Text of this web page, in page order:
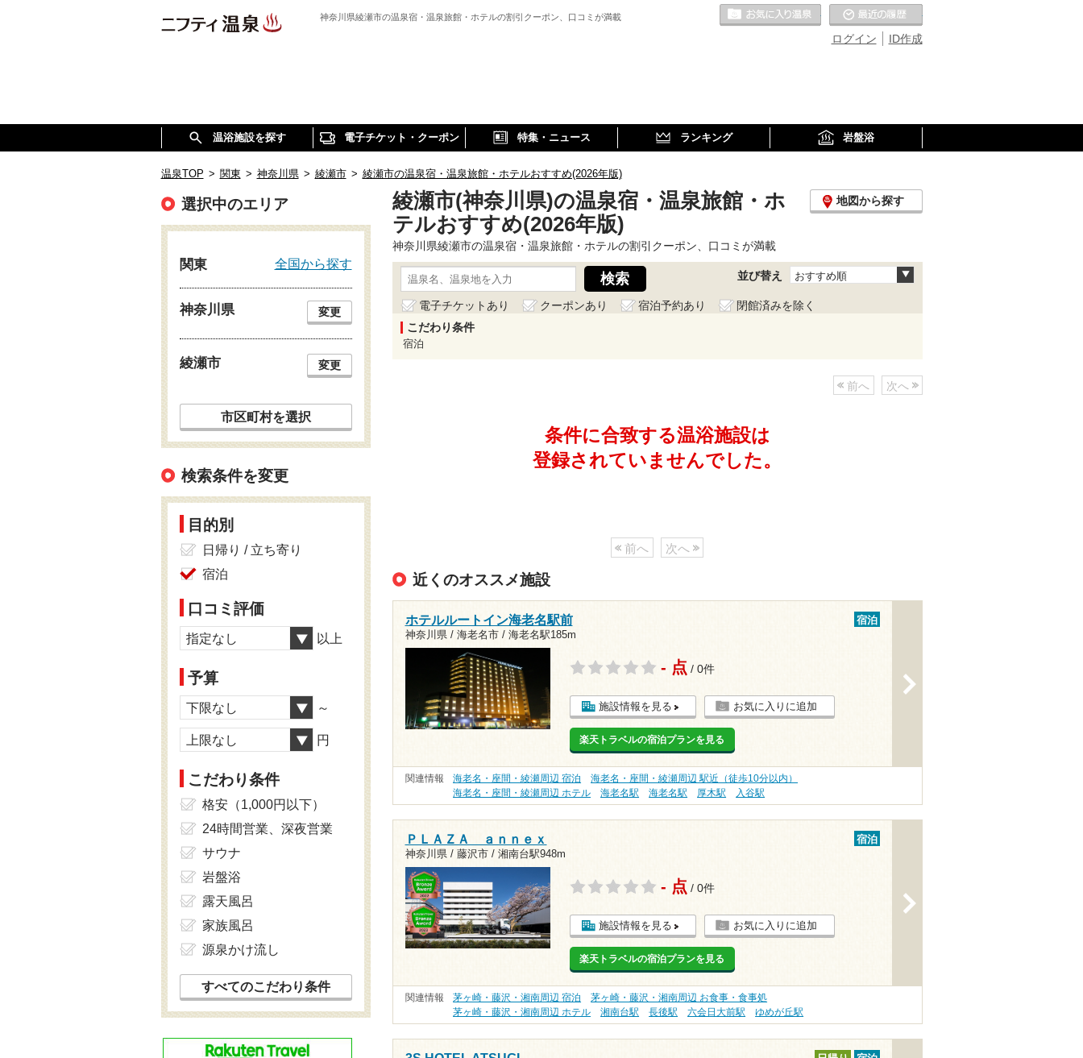
神奈川県綾瀬市の温泉宿・温泉旅館・ホテルの割引クーポン、口コミが満載
ID作成
ログイン
お気に入りの温泉
温浴施設を探す 電子チケット・クーポン 特集・ニュース ランキング 岩盤浴
温泉TOP > 関東 > 神奈川県 > 綾瀬市 > 綾瀬市の温泉宿・温泉旅館・ホテルおすすめ(2026年版)
綾瀬市(神奈川県)の温泉宿・温泉旅館・ホ
テルおすすめ(2026年版)
地図から探す
神奈川県綾瀬市の温泉宿・温泉旅館・ホテルの割引クーポン、口コミが満載
並び替え おすすめ順
電子チケットあり クーポンあり 宿泊予約あり
閉館済みを除く
こだわり条件
宿泊
前へ 次へ
条件に合致する温浴施設は
登録されていませんでした。
前へ 次へ
近くのオススメ施設
ホテルルートイン海老名駅前
神奈川県 / 海老名市 / 海老名駅185m
宿泊
- 点 / 0件
施設情報を見る お気に入りに追加
楽天トラベルの宿泊プランを見る
関連情報 海老名・座間・綾瀬周辺 宿泊
海老名・座間・綾瀬周辺 駅近（徒歩10分以内）
海老名・座間・綾瀬周辺 ホテル
海老名駅 海老名駅 厚木駅 入谷駅
ＰＬＡＺＡ ａｎｎｅｘ
神奈川県 / 藤沢市 / 湘南台駅948m
宿泊
- 点 / 0件
施設情報を見る お気に入りに追加
楽天トラベルの宿泊プランを見る
関連情報 茅ヶ崎・藤沢・湘南周辺 宿泊
茅ヶ崎・藤沢・湘南周辺 お食事・食事処
茅ヶ崎・藤沢・湘南周辺 ホテル
湘南台駅 長後駅 六会日大前駅 ゆめが丘駅
選択中のエリア
関東 全国から探す
神奈川県 変更
綾瀬市 変更
市区町村を選択
検索条件を変更
目的別
日帰り / 立ち寄り
宿泊
口コミ評価
指定なし 以上
予算
下限なし ～
上限なし 円
こだわり条件
格安（1,000円以下）
24時間営業、深夜営業
サウナ
岩盤浴
露天風呂
家族風呂
源泉かけ流し
すべてのこだわり条件